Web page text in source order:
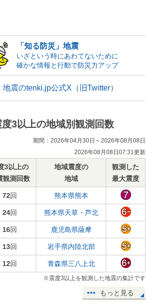
「知る防災」地震
いざという時にあわてないために
確かな情報と行動で防災力アップ
地震のtenki.jp公式X（旧Twitter）
度3以上の地域別観測回数
期間：2026年04月30日～2026年08月08日
2026年08月08日07:31更新
3以上の
観測回数
地域震度の
地域
観測した
最大震度
72回 熊本県熊本
24回 熊本県天草・芦北
16回 鹿児島県薩摩
13回 岩手県内陸北部
12回 青森県三八上北
※震度3以上を観測した地震の集計です
もっと見る